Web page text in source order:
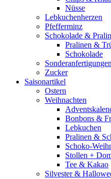
Nüsse
Lebkuchenherzen
Pfefferminz
Schokolade &
Pralinen &
Schokolade
Zucker
Saisonartikel
Ostern
Weihnachten
Bonbons &
Lebkuchen
Pralinen &
Schoko-
Stollen +
Tee & Kakao
Silvester &